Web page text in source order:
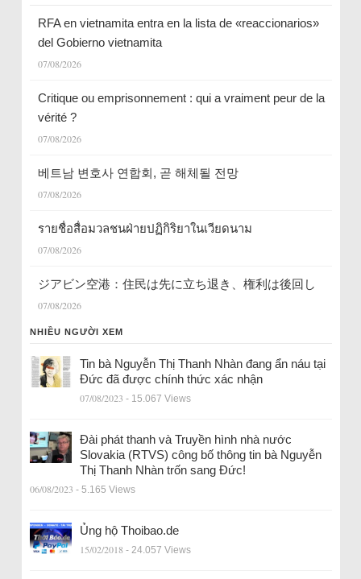
RFA en vietnamita entra en la lista de «reaccionarios»
del Gobierno vietnamita
07/08/2026
Critique ou emprisonnement : qui a vraiment peur de la
vérité ?
07/08/2026
베트남 변호사 연합회, 곧 해체될 전망
07/08/2026
รายชื่อสื่อมวลชนฝ่ายปฏิกิริยาในเวียดนาม
07/08/2026
ジアビン空港：住民は先に立ち退き、権利は後回し
07/08/2026
NHIỀU NGƯỜI XEM
Tin bà Nguyễn Thị Thanh Nhàn đang ẩn náu tại
Đức đã được chính thức xác nhận
07/08/2023 - 15.067 Views
Đài phát thanh và Truyền hình nhà nước
Slovakia (RTVS) công bố thông tin bà Nguyễn
Thị Thanh Nhàn trốn sang Đức!
06/08/2023 - 5.165 Views
Ủng hộ Thoibao.de
15/02/2018 - 24.057 Views